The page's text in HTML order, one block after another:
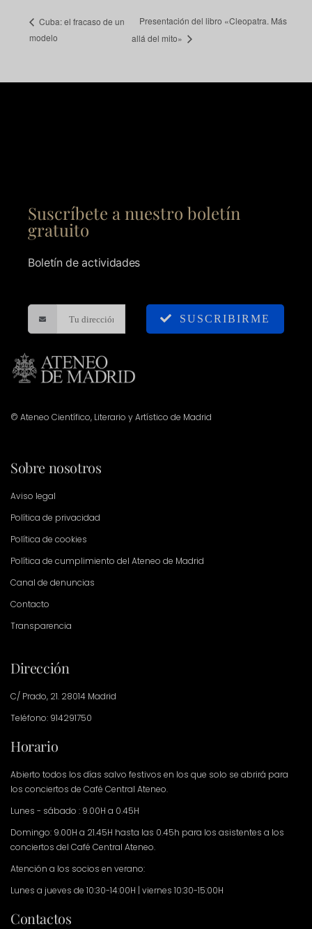
Cuba: el fracaso de un
modelo
Presentación del libro «Cleopatra. Más
allá del mito»
Suscríbete a nuestro boletín
gratuito
Boletín de actividades
SUSCRIBIRME
© Ateneo Científico, Literario y Artístico de Madrid
Sobre nosotros
Aviso legal
Política de privacidad
Política de cookies
Política de cumplimiento del Ateneo de Madrid
Canal de denuncias
Contacto
Transparencia
Dirección
C/ Prado, 21. 28014 Madrid
Teléfono: 914291750
Horario
Abierto todos los días salvo festivos en los que solo se abrirá para
los conciertos de Café Central Ateneo.
Lunes - sábado : 9.00H a 0.45H
Domingo: 9.00H a 21.45H hasta las 0.45h para los asistentes a los
conciertos del Café Central Ateneo.
Atención a los socios en verano:
Lunes a jueves de 10:30-14:00H | viernes 10:30-15:00H
Contactos